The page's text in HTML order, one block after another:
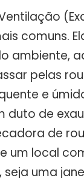
comuns.
ambiente,
pelas
e
duto de
de
um local
uma